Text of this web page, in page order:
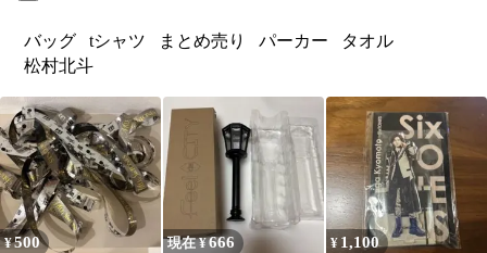
バッグ tシャツ まとめ売り パーカー
タオル
松村北斗
¥500 現在 ¥666 ¥ 1,100